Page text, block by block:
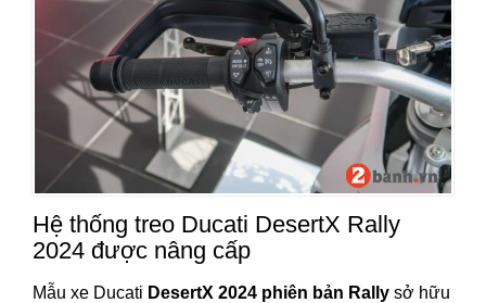
Hệ thống treo Ducati DesertX Rally
2024 được nâng cấp
Mẫu xe Ducati DesertX 2024 phiên bản Rally sở hữu